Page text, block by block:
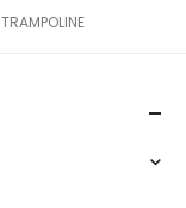
TRAMPOLINE